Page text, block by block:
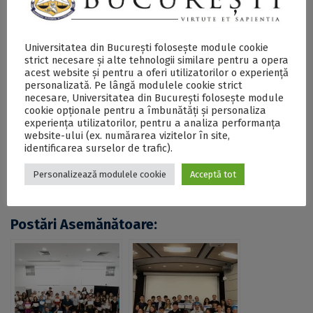
mai multe informații despre evenimentul
Zi de Fizică:
Trends in High-energy Physics” .
SECŢIUNE ACCESIBILIZATĂ PENTRU
PERSOANELE CU DIZABILITĂŢI DE VEDERE
„Zi de Fizică: Trends in High-energy Physics”, în
cadrul proiectului SciResCareer. Dr. Pascal Pralavorio
și dr. Serkant Çetin, invitați în cadrul evenimentului
găzduit de Facultatea de Fizică a UB - DOCX
Postări Asemănătoare:
Universitatea din București folosește module cookie
strict necesare și alte tehnologii similare pentru a opera
acest website și pentru a oferi utilizatorilor o experiență
personalizată. Pe lângă modulele cookie strict
necesare, Universitatea din București folosește module
cookie opționale pentru a îmbunătăți și personaliza
experiența utilizatorilor, pentru a analiza performanța
website-ului (ex. numărarea vizitelor în site,
identificarea surselor de trafic).
Personalizează modulele cookie Acceptă tot